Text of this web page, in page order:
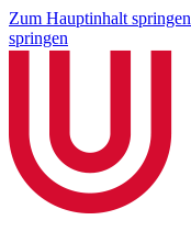
Zum Hauptinhalt springen
springen